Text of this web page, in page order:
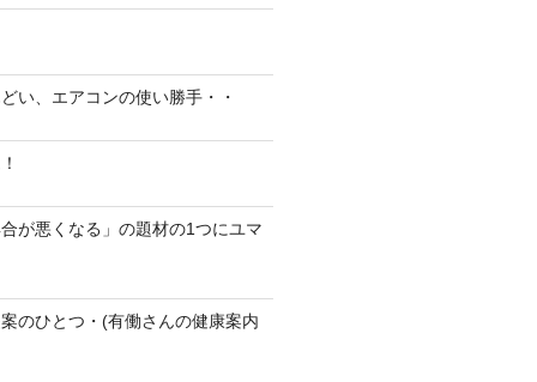
い、エアコンの使い勝手・・
が悪くなる」の題材の1つにユマ
のひとつ・(有働さんの健康案内